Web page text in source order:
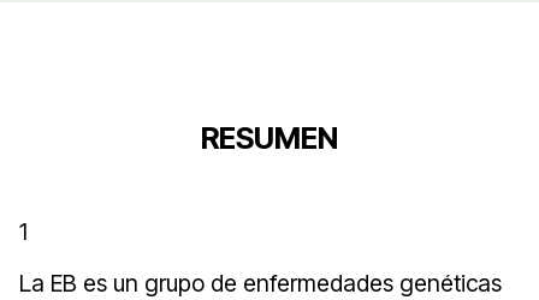
RESUMEN
1
La EB es un grupo de enfermedades genéticas